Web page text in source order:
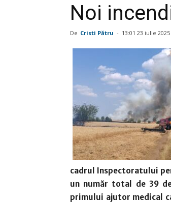
Noi
De Cristi Pătru - 13:01 23 iulie 2025
cadrul Inspectoratului
un număr total de 39
primului ajutor medical